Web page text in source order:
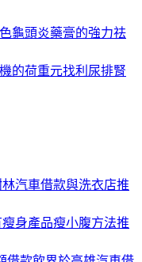
龜頭炎藥膏的強力祛
的荷重元找利尿排腎
汽車借款與洗衣店推
身產品瘦小腹方法推